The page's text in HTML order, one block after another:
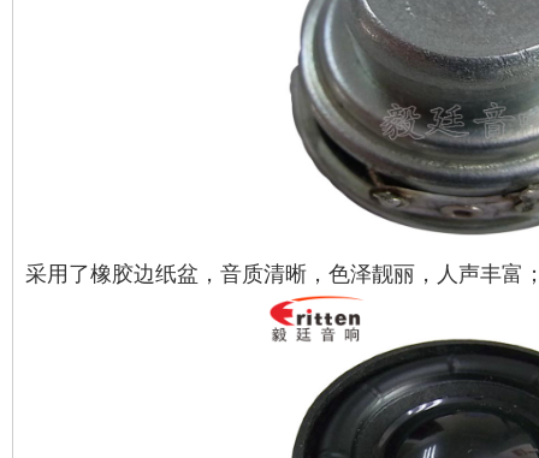
采用了橡胶边纸盆，音质清晰，色泽靓丽，人声丰富